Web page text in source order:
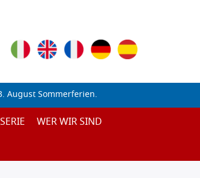
August Sommerferien.
WER WIR SIND